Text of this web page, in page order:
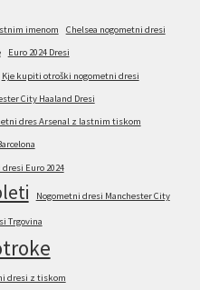
imenom Chelsea nogometni dresi
Euro 2024 Dresi
Kje kupiti otroški nogometni dresi
City Haaland Dresi
dres Arsenal z lastnim tiskom
Euro 2024
Nogometni dresi Manchester City
Trgovina
dresi z tiskom